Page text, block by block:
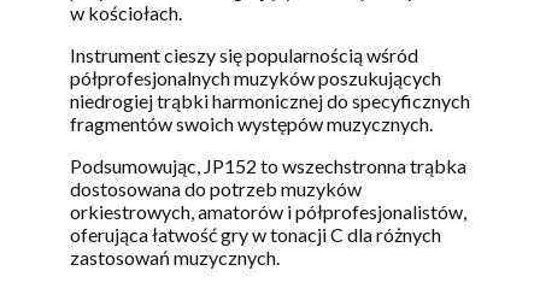
w kościołach.
Instrument cieszy się popularnością wśród
półprofesjonalnych muzyków poszukujących
niedrogiej trąbki harmonicznej do specyficznych
fragmentów swoich występów muzycznych.
Podsumowując, JP152 to wszechstronna trąbka
dostosowana do potrzeb muzyków
orkiestrowych, amatorów i półprofesjonalistów,
oferująca łatwość gry w tonacji C dla różnych
zastosowań muzycznych.